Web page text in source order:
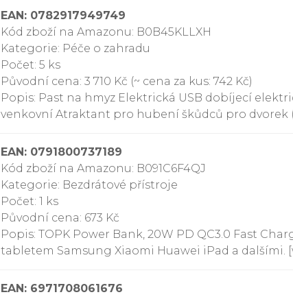
EAN: 0782917949749
Kód zboží na Amazonu: B0B45KLLXH
Kategorie: Péče o zahradu
Počet: 5 ks
Původní cena: 3 710 Kč (~ cena za kus: 742 Kč)
Popis: Past na hmyz Elektrická USB dobíjecí
venkovní Atraktant pro hubení škůdců pro dvorek
EAN: 0791800737189
Kód zboží na Amazonu: B091C6F4QJ
Kategorie: Bezdrátové přístroje
Počet: 1 ks
Původní cena: 673 Kč
Popis: TOPK Power Bank, 20W PD QC3.0 Fast
tabletem Samsung Xiaomi Huawei iPad a dalšími.
EAN: 6971708061676